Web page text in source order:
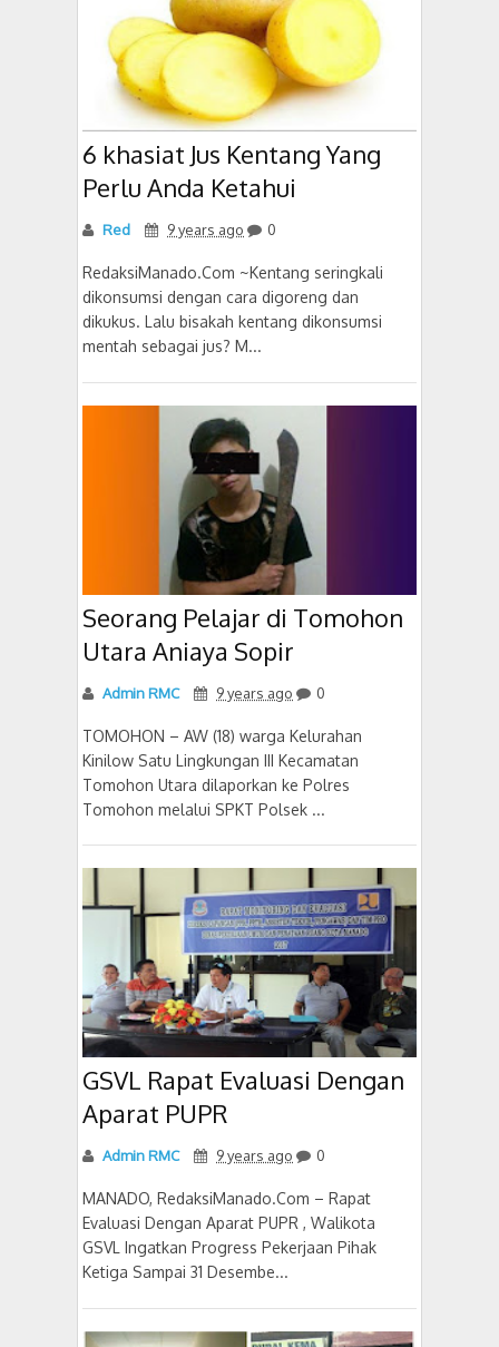
6 khasiat Jus Kentang Yang
Perlu Anda Ketahui
Red 9 years ago 0
RedaksiManado.Com ~Kentang seringkali
dikonsumsi dengan cara digoreng dan
dikukus. Lalu bisakah kentang dikonsumsi
mentah sebagai jus? M...
Seorang Pelajar di Tomohon
Utara Aniaya Sopir
Admin RMC 9 years ago 0
TOMOHON – AW (18) warga Kelurahan
Kinilow Satu Lingkungan III Kecamatan
Tomohon Utara dilaporkan ke Polres
Tomohon melalui SPKT Polsek ...
GSVL Rapat Evaluasi Dengan
Aparat PUPR
Admin RMC 9 years ago 0
MANADO, RedaksiManado.Com – Rapat
Evaluasi Dengan Aparat PUPR , Walikota
GSVL Ingatkan Progress Pekerjaan Pihak
Ketiga Sampai 31 Desembe...